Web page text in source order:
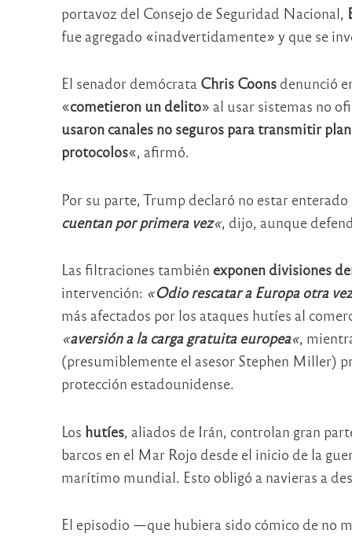
portavoz del Consejo de Seguridad Nacional,
fue agregado «inadvertidamente» y que se
El senador demócrata Chris Coonsdenunció
«cometieron un delito» al usar sistemas no
usaron canales no seguros para transmitir
protocolos«, afirmó.
Por su parte, Trump declaró no estar
cuentan por primera vez«, dijo, aunque
Las filtraciones también exponen divisiones
intervención: «Odio rescatar a Europa otra vez
más afectados por los ataques hutíes al
«aversión a la carga gratuita europea«,
(presumiblemente el asesor Stephen Miller)
protección estadounidense.
Los hutíes, aliados de Irán, controlan gran
barcos en el Mar Rojo desde el inicio de la
marítimo mundial. Esto obligó a navieras a
El episodio —que hubiera sido cómico de no